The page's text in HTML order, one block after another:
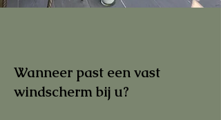
Wanneer past een vast
windscherm bij u?